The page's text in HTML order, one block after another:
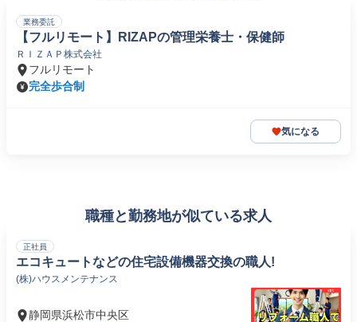
業務委託
【フルリモート】RIZAPの管理栄養士・保健師
ＲＩＺＡＰ株式会社
フルリモート
完全歩合制
気になる
職種と勤務地が似ている求人
正社員
エコキュートなどの住宅設備機器交換の職人!
(株)ハウスメンテナンス
静岡県浜松市中央区